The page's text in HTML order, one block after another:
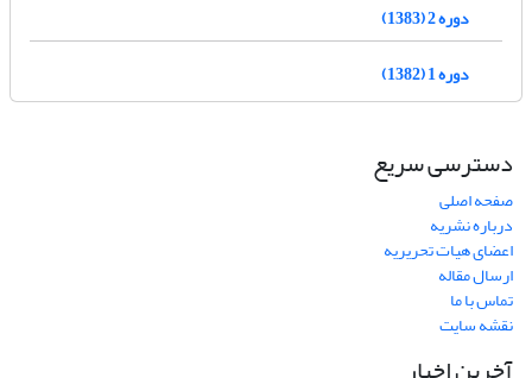
دوره 2 (1383)
دوره 1 (1382)
دسترسی سریع
صفحه اصلی
درباره نشریه
اعضای هیات تحریریه
ارسال مقاله
تماس با ما
نقشه سایت